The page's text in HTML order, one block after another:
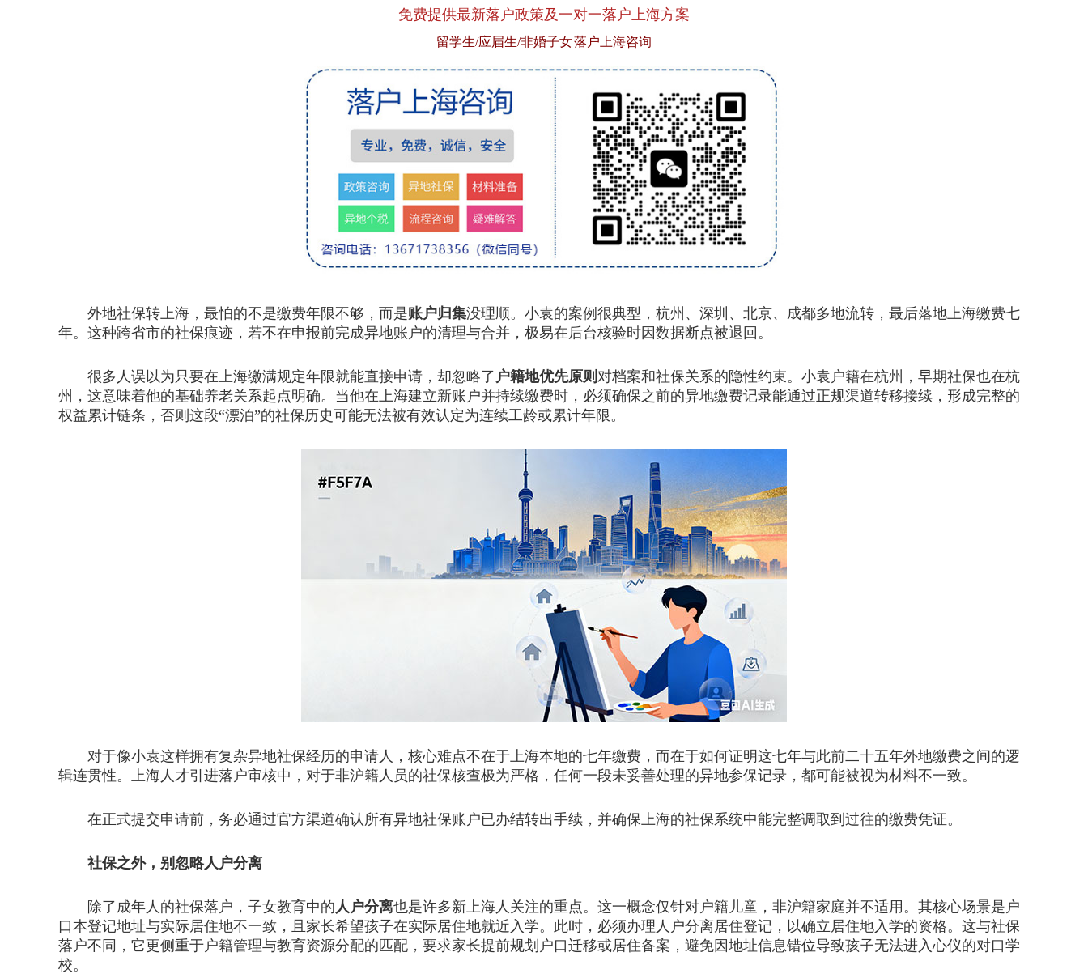
免费提供最新落户政策及一对一落户上海方案
留学生/应届生/非婚子女 落户上海咨询
外地社保转上海，最怕的不是缴费年限不够，而是账户归集没理顺。小袁的案例很典型，杭州、深圳、北京、成都多地流转，最后落地上海缴费七
年。这种跨省市的社保痕迹，若不在申报前完成异地账户的清理与合并，极易在后台核验时因数据断点被退回。
很多人误以为只要在上海缴满规定年限就能直接申请，却忽略了 户籍地优先原则 对档案和社保关系的隐性约束。小袁户籍在杭州，早期社保也在杭
州，这意味着他的基础养老关系起点明确。当他在上海建立新账户并持续缴费时，必须确保之前的异地缴费记录能通过正规渠道转移接续，形成完整的
权益累计链条，否则这段“漂泊”的社保历史可能无法被有效认定为连续工龄或累计年限。
对于像小袁这样拥有复杂异地社保经历的申请人，核心难点不在于上海本地的七年缴费，而在于如何证明这七年与此前二十五年外地缴费之间的逻
辑连贯性。上海人才引进落户审核中，对于非沪籍人员的社保核查极为严格，任何一段未妥善处理的异地参保记录，都可能被视为材料不一致。
在正式提交申请前，务必通过官方渠道确认所有异地社保账户已办结转出手续，并确保上海的社保系统中能完整调取到过往的缴费凭证。
社保之外，别忽略人户分离
除了成年人的社保落户，子女教育中的人户分离也是许多新上海人关注的重点。这一概念仅针对户籍儿童，非沪籍家庭并不适用。其核心场景是户
口本登记地址与实际居住地不一致，且家长希望孩子在实际居住地就近入学。此时，必须办理人户分离居住登记，以确立居住地入学的资格。这与社保
落户不同，它更侧重于户籍管理与教育资源分配的匹配，要求家长提前规划户口迁移或居住备案，避免因地址信息错位导致孩子无法进入心仪的对口学
校。